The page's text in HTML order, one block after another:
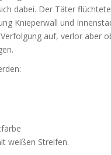
dabei. Der Täter
Knieperwall und
auf, verlor aber
weißen Streifen.